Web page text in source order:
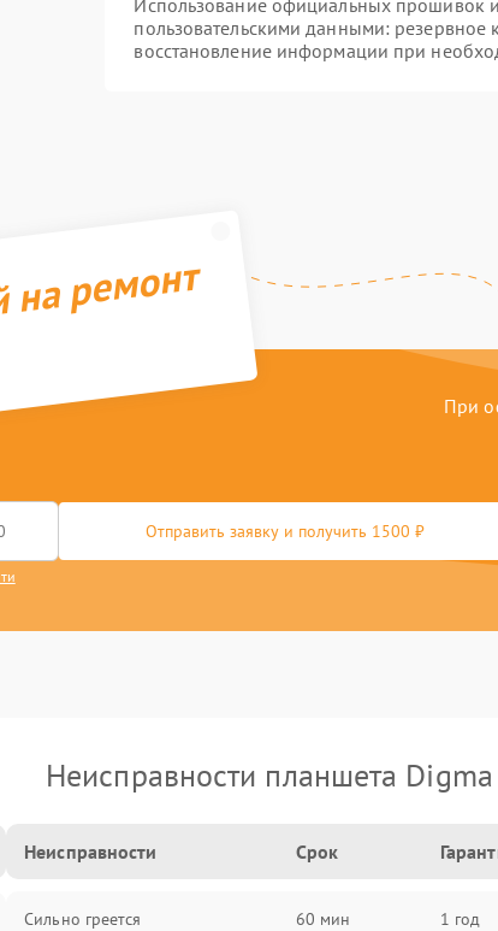
Использование официальных прошивок и
пользовательскими данными: резервное
восстановление информации при
ремонт
При
Отправить заявку и получить 1500 ₽
Неисправности планшета Digma
Неисправности Срок
Сильно греется 60 мин 1 год